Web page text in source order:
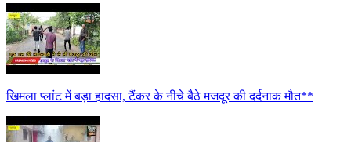
खिमला प्लांट में बड़ा हादसा, टैंकर के नीचे बैठे मजदूर की दर्दनाक मौत**